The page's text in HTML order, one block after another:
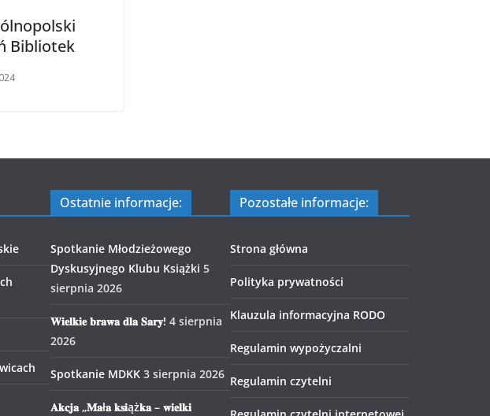
Bibliotek
Ostatnie informacje:
Spotkanie Młodzieżowego
Dyskusyjnego Klubu Książki 5
sierpnia 2026
𝐖𝐢𝐞𝐥𝐤𝐢𝐞 𝐛𝐫𝐚𝐰𝐚 𝐝𝐥𝐚 𝐒𝐚𝐫𝐲! 4 sierpnia
2026
Spotkanie MDKK 3 sierpnia 2026
𝐀𝐤𝐜𝐣𝐚 „𝐌𝐚ł𝐚 𝐤𝐬𝐢ąż𝐤𝐚 – 𝐰𝐢𝐞𝐥𝐤𝐢
Pozostałe informacje:
Strona główna
Polityka prywatności
Klauzula informacyjna RODO
Regulamin wypożyczalni
Regulamin czytelni